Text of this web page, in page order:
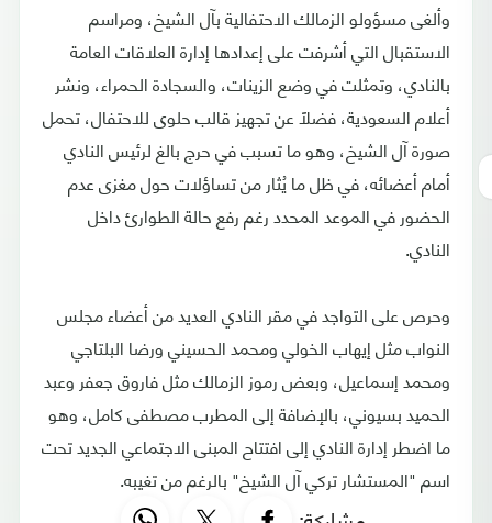
وألغى مسؤولو الزمالك الاحتفالية بآل الشيخ، ومراسم
الاستقبال التي أشرفت على إعدادها إدارة العلاقات العامة
بالنادي، وتمثلت في وضع الزينات، والسجادة الحمراء، ونشر
أعلام السعودية، فضلاً عن تجهيز قالب حلوى للاحتفال، تحمل
صورة آل الشيخ، وهو ما تسبب في حرج بالغ لرئيس النادي
أمام أعضائه، في ظل ما يُثار من تساؤلات حول مغزى عدم
الحضور في الموعد المحدد رغم رفع حالة الطوارئ داخل
النادي.
وحرص على التواجد في مقر النادي العديد من أعضاء مجلس
النواب مثل إيهاب الخولي ومحمد الحسيني ورضا البلتاجي
ومحمد إسماعيل، وبعض رموز الزمالك مثل فاروق جعفر وعبد
الحميد بسيوني، بالإضافة إلى المطرب مصطفى كامل، وهو
ما اضطر إدارة النادي إلى افتتاح المبنى الاجتماعي الجديد تحت
اسم "المستشار تركي آل الشيخ" بالرغم من تغيبه.